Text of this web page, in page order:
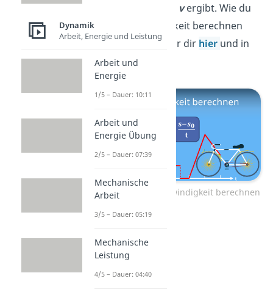
vergibt. Wie du
die Geschwindigkeit berechnen
kannst, zeigen wir dir hier und in
unserem Video!
Zum Video: Geschwindigkeit berechnen
Dynamik
Arbeit, Energie und Leistung
Arbeit und
Energie
1/5 – Dauer: 10:11
Arbeit und
Energie Übung
2/5 – Dauer: 07:39
Mechanische
Arbeit
3/5 – Dauer: 05:19
Mechanische
Leistung
4/5 – Dauer: 04:40